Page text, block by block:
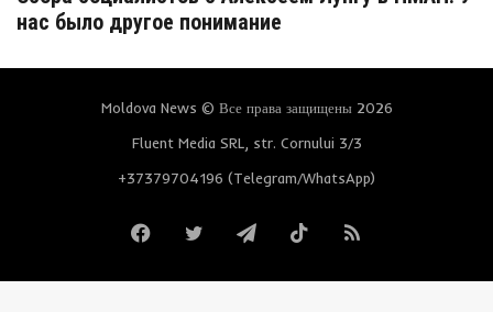
нас было другое понимание
Moldova News © Все права защищены 2026
Fluent Media SRL, str. Cornului 3/3
+37379704196 (Telegram/WhatsApp)
FacebookTwitterTelegramTikTokRSS